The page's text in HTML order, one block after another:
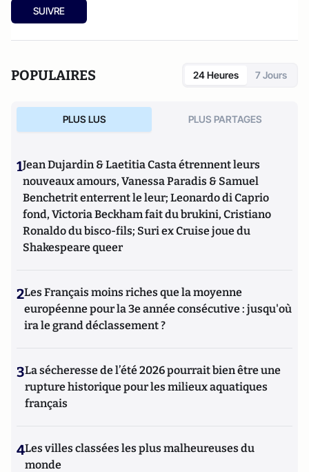
SUIVRE
POPULAIRES 24 Heures 7 Jours
PLUS LUS PLUS PARTAGES
1Jean Dujardin & Laetitia Casta étrennent leurs
nouveaux amours, Vanessa Paradis & Samuel
Benchetrit enterrent le leur; Leonardo di Caprio
fond, Victoria Beckham fait du brukini, Cristiano
Ronaldo du bisco-fils; Suri ex Cruise joue du
Shakespeare queer
2Les Français moins riches que la moyenne
européenne pour la 3e année consécutive : jusqu'où
ira le grand déclassement ?
3La sécheresse de l’été 2026 pourrait bien être une
rupture historique pour les milieux aquatiques
français
4Les villes classées les plus malheureuses du
monde